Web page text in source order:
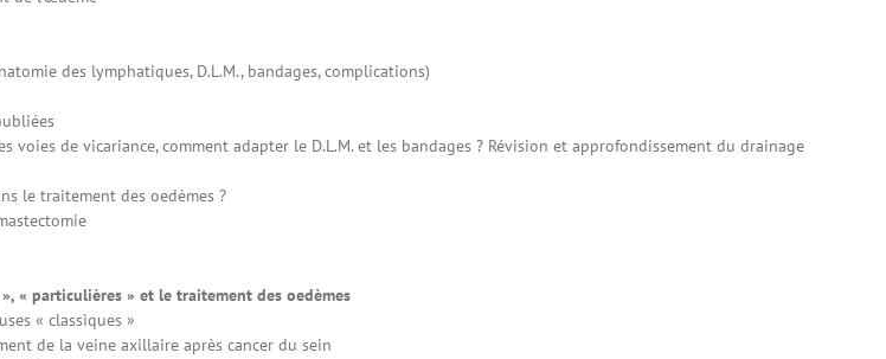
des lymphatiques, D.L.M., bandages, complications)
voies de vicariance, comment adapter le D.L.M. et les bandages ? Révision et approfondissement du drainage
le traitement des oedèmes ?
« particulières » et le traitement des oedèmes
« classiques »
de la veine axillaire après cancer du sein